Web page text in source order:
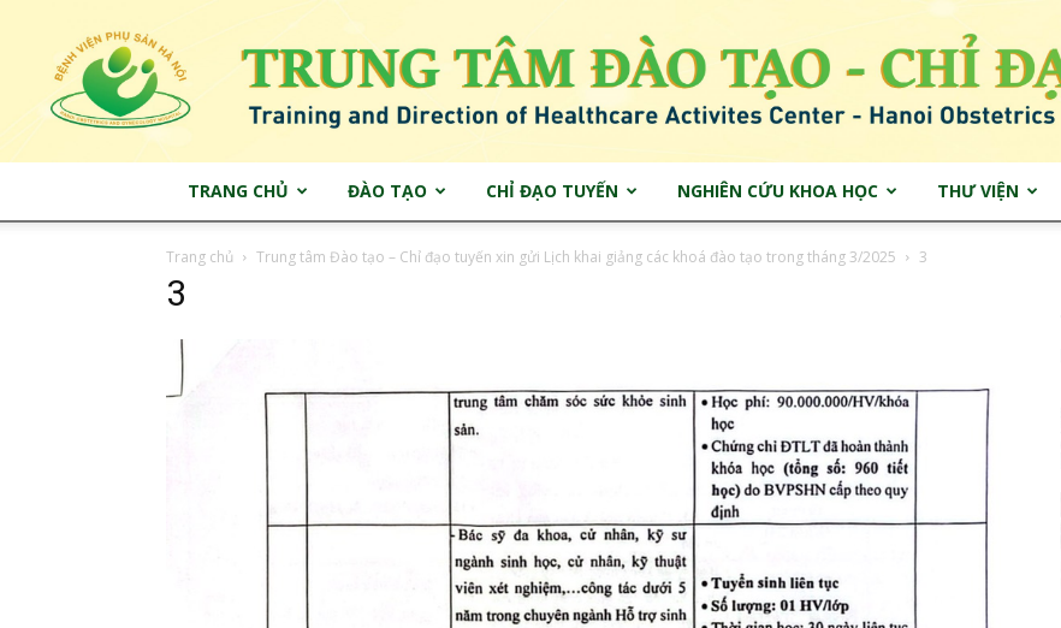
tâm
TRANG CHỦ ĐÀO TẠO CHỈ ĐẠO TUYẾN NGHIÊN CỨU KHOA HỌC THƯ VIỆN
Trang chủ Trung tâm Đào tạo – Chỉ đạo tuyến xin gửi Lịch khai giảng các khoá đào tạo trong tháng 3/2025 3
3